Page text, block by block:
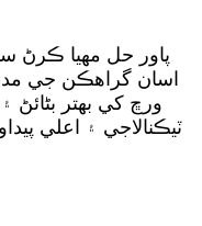
اسان گراهڪن جي
ورڇ کي بهتر
ٽيڪنالاجي ۽ اعلي